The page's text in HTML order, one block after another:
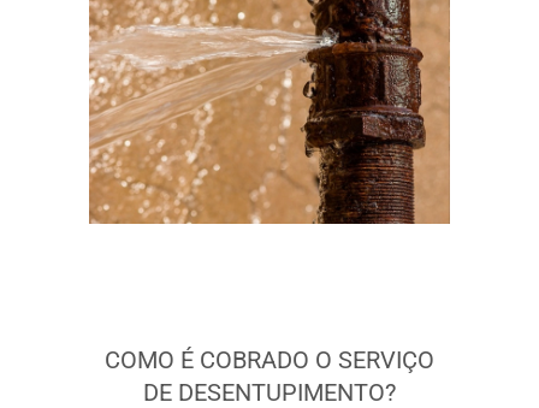
COMO É COBRADO O SERVIÇO
DE DESENTUPIMENTO?